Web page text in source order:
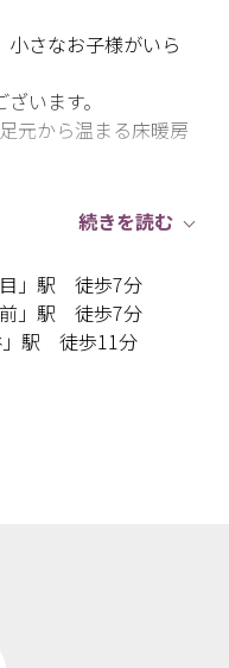
小さなお子様がいら
います。
元から温まる床暖房
ミステーションがあ
よる制限あり）
も荷物の受け取りが
ステム導入
続きを読む
目」駅 徒歩7分
前」駅 徒歩7分
」駅 徒歩11分